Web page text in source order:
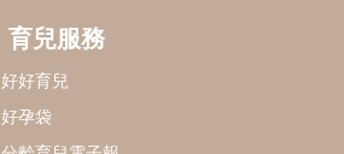
育兒服務
好好育兒
好孕袋